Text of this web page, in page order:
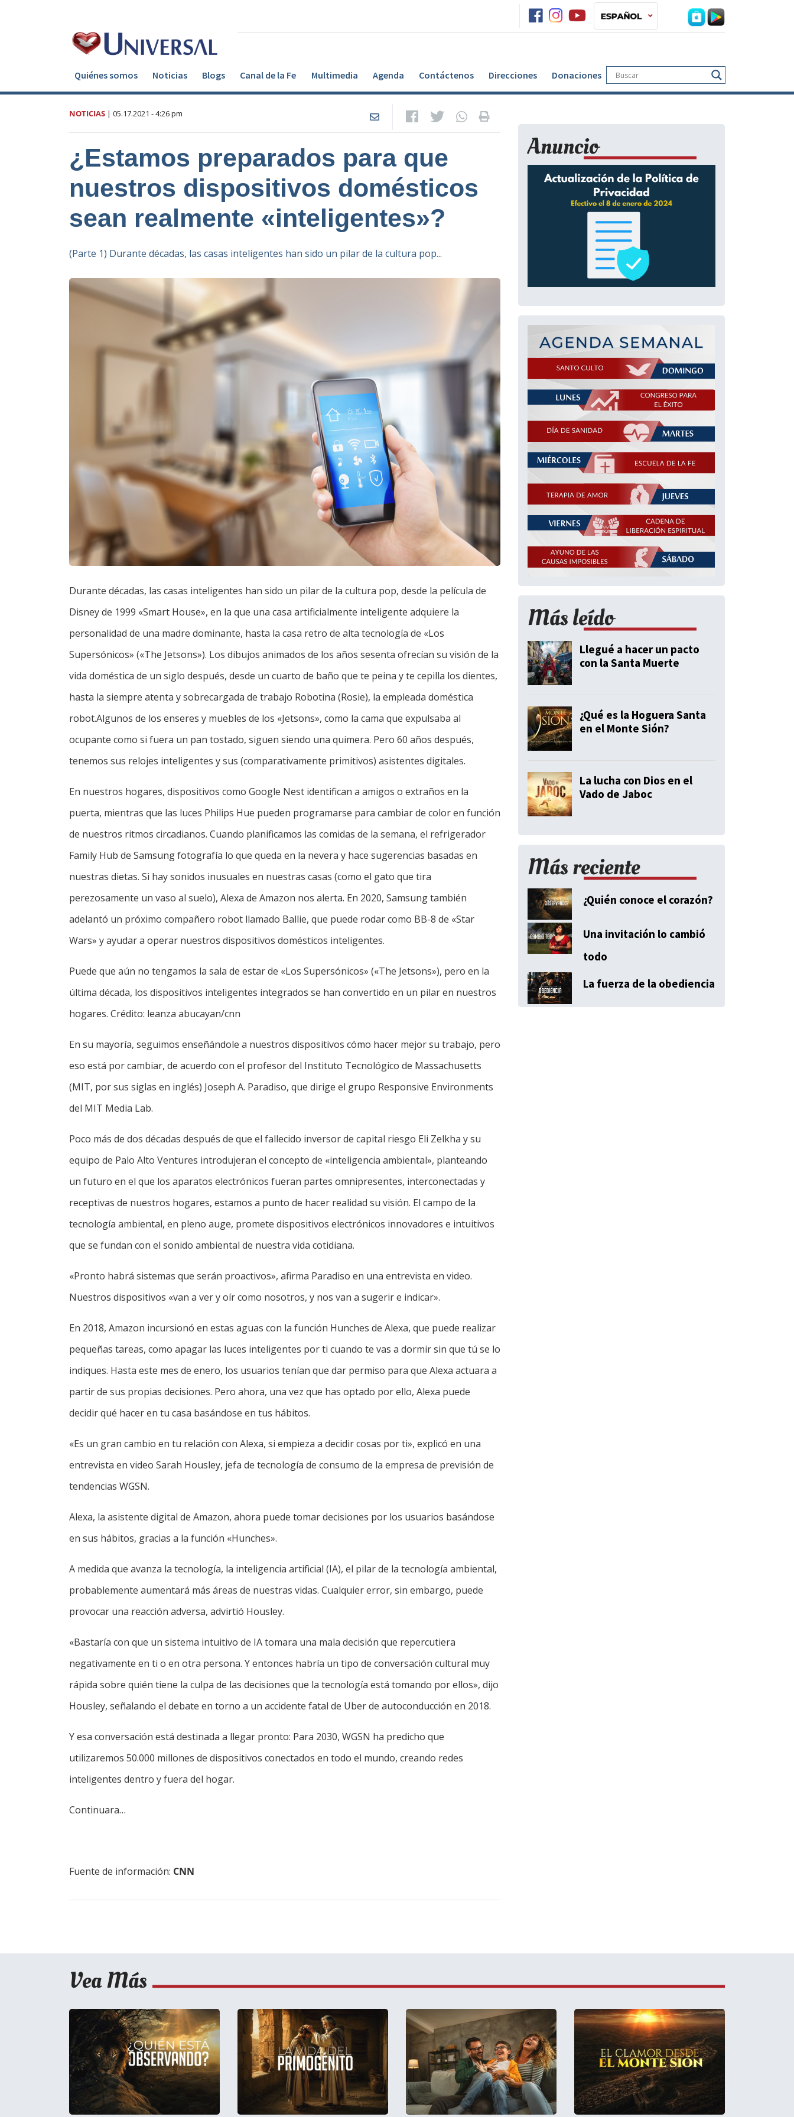
Quiénes somos Noticias Blogs Canal de la Fe Multimedia Agenda Contáctenos Direcciones Donaciones
NOTICIAS | 05.17.2021 - 4:26 pm
¿Estamos preparados para que
nuestros dispositivos domésticos
sean realmente «inteligentes»?
(Parte 1) Durante décadas, las casas inteligentes han sido un pilar de la cultura pop...
Durante décadas, las casas inteligentes han sido un pilar de la cultura pop, desde la película de
Disney de 1999 «Smart House», en la que una casa artificialmente inteligente adquiere la
personalidad de una madre dominante, hasta la casa retro de alta tecnología de «Los
Supersónicos» («The Jetsons»). Los dibujos animados de los años sesenta ofrecían su visión de la
vida doméstica de un siglo después, desde un cuarto de baño que te peina y te cepilla los dientes,
hasta la siempre atenta y sobrecargada de trabajo Robotina (Rosie), la empleada doméstica
robot.Algunos de los enseres y muebles de los «Jetsons», como la cama que expulsaba al
ocupante como si fuera un pan tostado, siguen siendo una quimera. Pero 60 años después,
tenemos sus relojes inteligentes y sus (comparativamente primitivos) asistentes digitales.
En nuestros hogares, dispositivos como Google Nest identifican a amigos o extraños en la
puerta, mientras que las luces Philips Hue pueden programarse para cambiar de color en función
de nuestros ritmos circadianos. Cuando planificamos las comidas de la semana, el refrigerador
Family Hub de Samsung fotografía lo que queda en la nevera y hace sugerencias basadas en
nuestras dietas. Si hay sonidos inusuales en nuestras casas (como el gato que tira
perezosamente un vaso al suelo), Alexa de Amazon nos alerta. En 2020, Samsung también
adelantó un próximo compañero robot llamado Ballie, que puede rodar como BB-8 de «Star
Wars» y ayudar a operar nuestros dispositivos domésticos inteligentes.
Puede que aún no tengamos la sala de estar de «Los Supersónicos» («The Jetsons»), pero en la
última década, los dispositivos inteligentes integrados se han convertido en un pilar en nuestros
hogares. Crédito: leanza abucayan/cnn
En su mayoría, seguimos enseñándole a nuestros dispositivos cómo hacer mejor su trabajo, pero
eso está por cambiar, de acuerdo con el profesor del Instituto Tecnológico de Massachusetts
(MIT, por sus siglas en inglés) Joseph A. Paradiso, que dirige el grupo Responsive Environments
del MIT Media Lab.
Poco más de dos décadas después de que el fallecido inversor de capital riesgo Eli Zelkha y su
equipo de Palo Alto Ventures introdujeran el concepto de «inteligencia ambiental», planteando
un futuro en el que los aparatos electrónicos fueran partes omnipresentes, interconectadas y
receptivas de nuestros hogares, estamos a punto de hacer realidad su visión. El campo de la
tecnología ambiental, en pleno auge, promete dispositivos electrónicos innovadores e intuitivos
que se fundan con el sonido ambiental de nuestra vida cotidiana.
«Pronto habrá sistemas que serán proactivos», afirma Paradiso en una entrevista en video.
Nuestros dispositivos «van a ver y oír como nosotros, y nos van a sugerir e indicar».
En 2018, Amazon incursionó en estas aguas con la función Hunches de Alexa, que puede realizar
pequeñas tareas, como apagar las luces inteligentes por ti cuando te vas a dormir sin que tú se lo
indiques. Hasta este mes de enero, los usuarios tenían que dar permiso para que Alexa actuara a
partir de sus propias decisiones. Pero ahora, una vez que has optado por ello, Alexa puede
decidir qué hacer en tu casa basándose en tus hábitos.
«Es un gran cambio en tu relación con Alexa, si empieza a decidir cosas por ti», explicó en una
entrevista en video Sarah Housley, jefa de tecnología de consumo de la empresa de previsión de
tendencias WGSN.
Alexa, la asistente digital de Amazon, ahora puede tomar decisiones por los usuarios basándose
en sus hábitos, gracias a la función «Hunches».
A medida que avanza la tecnología, la inteligencia artificial (IA), el pilar de la tecnología ambiental,
probablemente aumentará más áreas de nuestras vidas. Cualquier error, sin embargo, puede
provocar una reacción adversa, advirtió Housley.
«Bastaría con que un sistema intuitivo de IA tomara una mala decisión que repercutiera
negativamente en ti o en otra persona. Y entonces habría un tipo de conversación cultural muy
rápida sobre quién tiene la culpa de las decisiones que la tecnología está tomando por ellos», dijo
Housley, señalando el debate en torno a un accidente fatal de Uber de autoconducción en 2018.
Y esa conversación está destinada a llegar pronto: Para 2030, WGSN ha predicho que
utilizaremos 50.000 millones de dispositivos conectados en todo el mundo, creando redes
inteligentes dentro y fuera del hogar.
Continuara…
Fuente de información: CNN
Anuncio
Más leído
Más reciente
¿Quién conoce el corazón?
Una invitación lo cambió
todo
La fuerza de la obediencia
Vea Más